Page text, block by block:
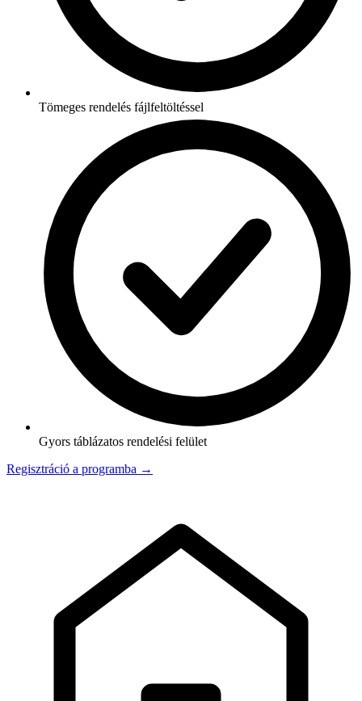
Tömeges rendelés fájlfeltöltéssel
Gyors táblázatos rendelési felület
Regisztráció a programba →